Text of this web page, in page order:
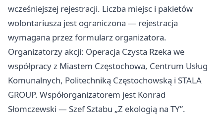
wcześniejszej rejestracji. Liczba miejsc i pakietów
wolontariusza jest ograniczona — rejestracja
wymagana przez formularz organizatora.
Organizatorzy akcji: Operacja Czysta Rzeka we
współpracy z Miastem Częstochowa, Centrum Usług
Komunalnych, Politechniką Częstochowską i STALA
GROUP. Współorganizatorem jest Konrad
Słomczewski — Szef Sztabu „Z ekologią na TY”.